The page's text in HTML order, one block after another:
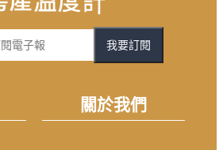
我要訂閱
關於我們